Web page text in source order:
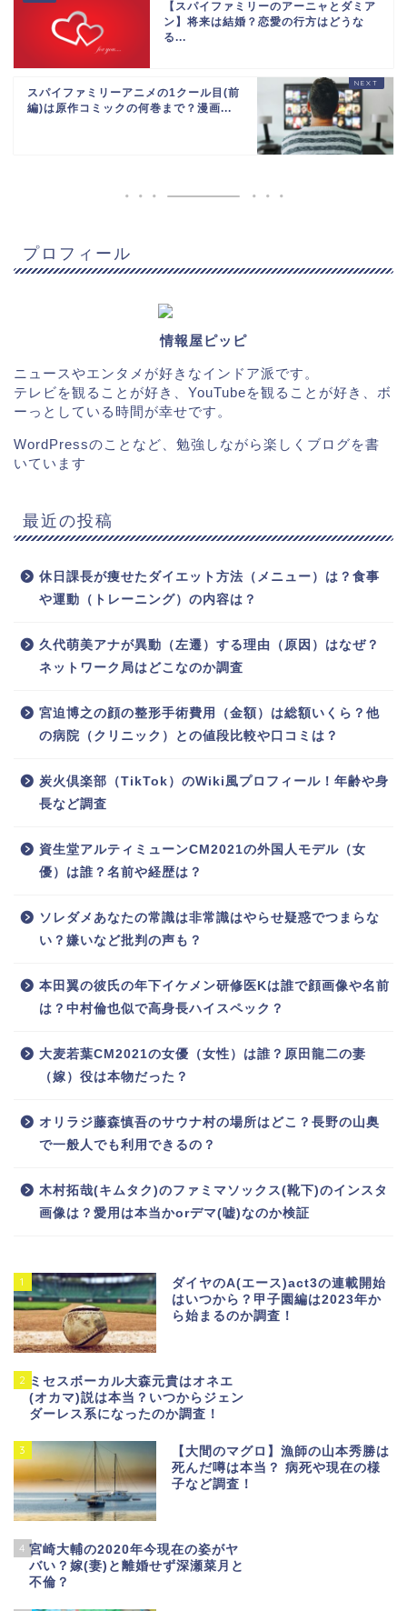
【スパイファミリーのアーニャとダミア
ン】将来は結婚？恋愛の行方はどうな
る...
スパイファミリーアニメの1クール目(前
編)は原作コミックの何巻まで？漫画...
プロフィール
情報屋ピッピ
ニュースやエンタメが好きなインドア派です。
テレビを観ることが好き、YouTubeを観ることが好き、ボ
ーっとしている時間が幸せです。
WordPressのことなど、勉強しながら楽しくブログを書
いています
最近の投稿
休日課長が痩せたダイエット方法（メニュー）は？食事
や運動（トレーニング）の内容は？
久代萌美アナが異動（左遷）する理由（原因）はなぜ？
ネットワーク局はどこなのか調査
宮迫博之の顔の整形手術費用（金額）は総額いくら？他
の病院（クリニック）との値段比較や口コミは？
炭火倶楽部（TikTok）のWiki風プロフィール！年齢や身
長など調査
資生堂アルティミューンCM2021の外国人モデル（女
優）は誰？名前や経歴は？
ソレダメあなたの常識は非常識はやらせ疑惑でつまらな
い？嫌いなど批判の声も？
本田翼の彼氏の年下イケメン研修医Kは誰で顔画像や名前
は？中村倫也似で高身長ハイスペック？
大麦若葉CM2021の女優（女性）は誰？原田龍二の妻
（嫁）役は本物だった？
オリラジ藤森慎吾のサウナ村の場所はどこ？長野の山奥
で一般人でも利用できるの？
木村拓哉(キムタク)のファミマソックス(靴下)のインスタ
画像は？愛用は本当かorデマ(嘘)なのか検証
1
ダイヤのA(エース)act3の連載開始
はいつから？甲子園編は2023年か
ら始まるのか調査！
2 ミセスボーカル大森元貴はオネエ
(オカマ)説は本当？いつからジェン
ダーレス系になったのか調査！
3
【大間のマグロ】漁師の山本秀勝は
死んだ噂は本当？ 病死や現在の様
子など調査！
4 宮崎大輔の2020年今現在の姿がヤ
バい？嫁(妻)と離婚せず深瀬菜月と
不倫？